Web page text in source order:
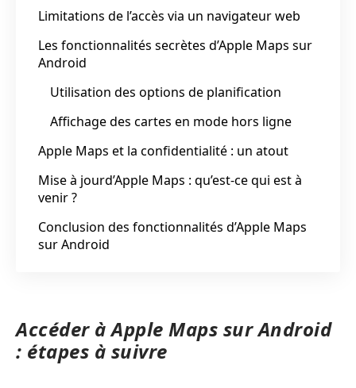
Limitations de l’accès via un navigateur web
Les fonctionnalités secrètes d’Apple Maps sur
Android
Utilisation des options de planification
Affichage des cartes en mode hors ligne
Apple Maps et la confidentialité : un atout
Mise à jourd’Apple Maps : qu’est-ce qui est à
venir ?
Conclusion des fonctionnalités d’Apple Maps
sur Android
Accéder à Apple Maps sur Android
: étapes à suivre